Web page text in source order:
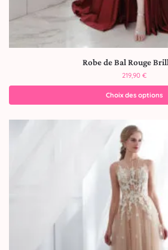
Robe de Bal Rouge
219,90 €
Choix des options